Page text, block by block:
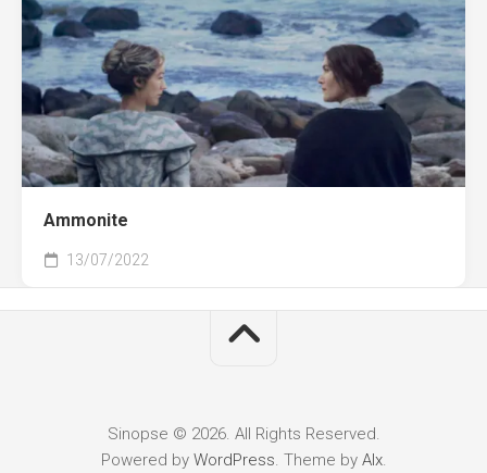
Ammonite
13/07/2022
Sinopse © 2026. All Rights Reserved.
Powered by WordPress. Theme by Alx.